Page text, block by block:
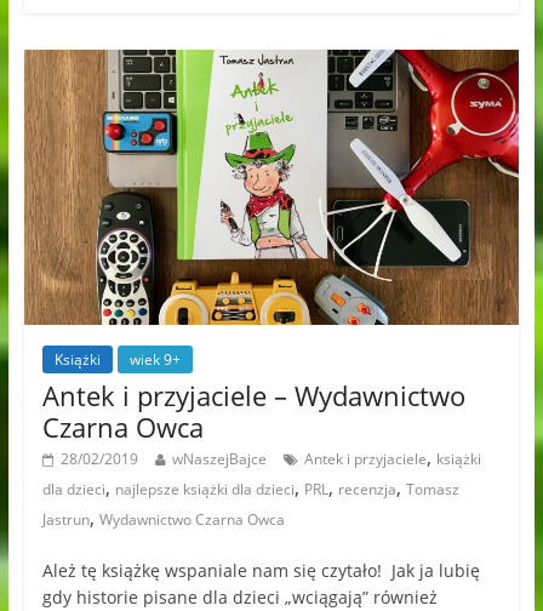
Książki wiek 9+
Antek i przyjaciele – Wydawnictwo
Czarna Owca
28/02/2019 wNaszejBajce Antek i przyjaciele, książki
dla dzieci, najlepsze książki dla dzieci, PRL, recenzja, Tomasz
Jastrun, Wydawnictwo Czarna Owca
Ależ tę książkę wspaniale nam się czytało! Jak ja lubię
gdy historie pisane dla dzieci „wciągają” również